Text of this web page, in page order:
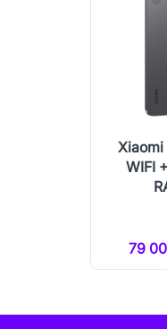
Xiaomi
WIFI
79